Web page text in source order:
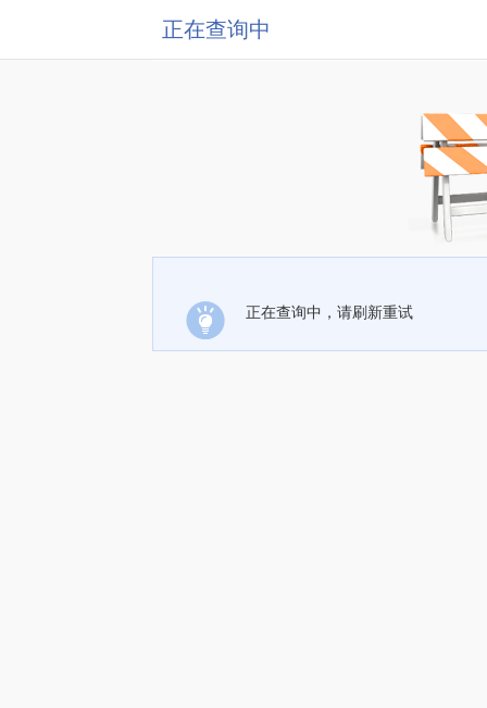
正在查询中
正在查询中，请刷新重试